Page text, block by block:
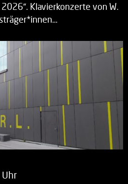
Klavierkonzerte von W.